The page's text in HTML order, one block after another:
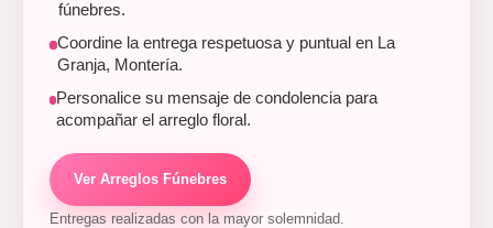
fúnebres.
Coordine la entrega respetuosa y puntual en La
Granja, Montería.
Personalice su mensaje de condolencia para
acompañar el arreglo floral.
Ver Arreglos Fúnebres
Entregas realizadas con la mayor solemnidad.